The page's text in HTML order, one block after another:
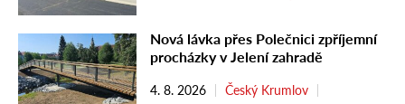
Nová lávka přes Polečnici zpříjemní
procházky v Jelení zahradě
4. 8. 2026 Český Krumlov